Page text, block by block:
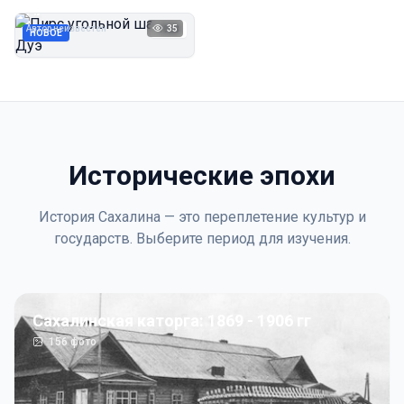
НОВОЕ 1923
Автор неизвестен 35
Исторические эпохи
История Сахалина — это переплетение культур и
государств. Выберите период для изучения.
Сахалинская каторга: 1869 - 1906 гг
156фото